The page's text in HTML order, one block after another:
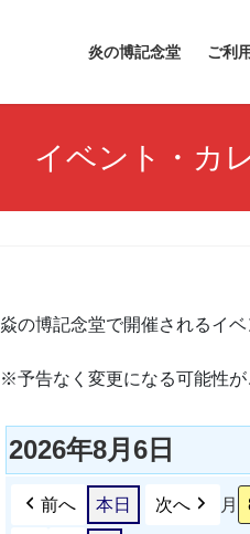
炎の博記念堂 ご利
イベント・カ
焱の博記念堂で開催されるイ
※予告なく変更になる可能性
2026年8月6日
前へ 本日 次へ 月